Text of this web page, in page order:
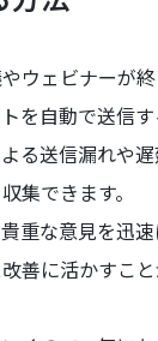
ウェビナーが
を自動で送信
る送信漏れや
集できます。
重な意見を迅
善に活かすこ